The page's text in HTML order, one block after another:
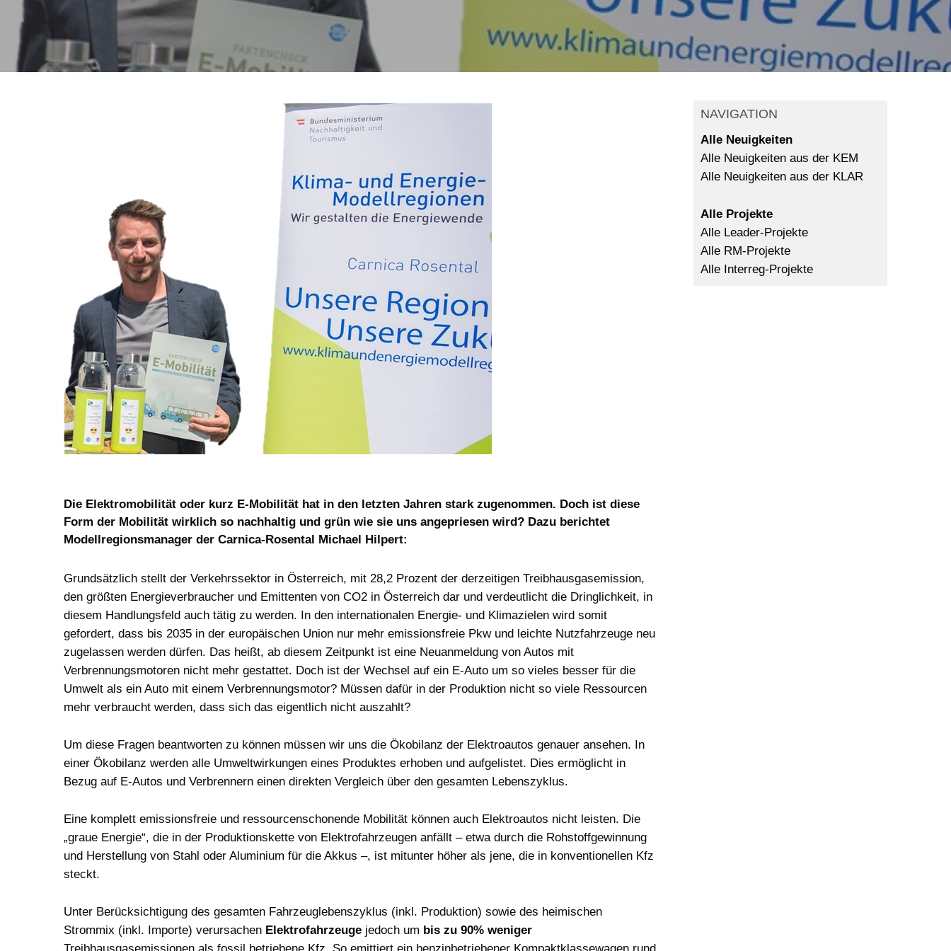
Die Elektromobilität oder kurz E-Mobilität hat in den letzten Jahren stark zugenommen. Doch ist diese
Form der Mobilität wirklich so nachhaltig und grün wie sie uns angepriesen wird? Dazu berichtet
Modellregionsmanager der Carnica-Rosental Michael Hilpert:
Grundsätzlich stellt der Verkehrssektor in Österreich, mit 28,2 Prozent der derzeitigen Treibhausgasemission,
den größten Energieverbraucher und Emittenten von CO2 in Österreich dar und verdeutlicht die Dringlichkeit, in
diesem Handlungsfeld auch tätig zu werden. In den internationalen Energie- und Klimazielen wird somit
gefordert, dass bis 2035 in der europäischen Union nur mehr emissionsfreie Pkw und leichte Nutzfahrzeuge neu
zugelassen werden dürfen. Das heißt, ab diesem Zeitpunkt ist eine Neuanmeldung von Autos mit
Verbrennungsmotoren nicht mehr gestattet. Doch ist der Wechsel auf ein E-Auto um so vieles besser für die
Umwelt als ein Auto mit einem Verbrennungsmotor? Müssen dafür in der Produktion nicht so viele Ressourcen
mehr verbraucht werden, dass sich das eigentlich nicht auszahlt?
Um diese Fragen beantworten zu können müssen wir uns die Ökobilanz der Elektroautos genauer ansehen. In
einer Ökobilanz werden alle Umweltwirkungen eines Produktes erhoben und aufgelistet. Dies ermöglicht in
Bezug auf E-Autos und Verbrennern einen direkten Vergleich über den gesamten Lebenszyklus.
Eine komplett emissionsfreie und ressourcenschonende Mobilität können auch Elektroautos nicht leisten. Die
„graue Energie“, die in der Produktionskette von Elektrofahrzeugen anfällt – etwa durch die Rohstoffgewinnung
und Herstellung von Stahl oder Aluminium für die Akkus –, ist mitunter höher als jene, die in konventionellen Kfz
steckt.
Unter Berücksichtigung des gesamten Fahrzeuglebenszyklus (inkl. Produktion) sowie des heimischen
Strommix (inkl. Importe) verursachen Elektrofahrzeuge jedoch um bis zu 90% weniger
NAVIGATION
Alle Neuigkeiten
Alle Neuigkeiten aus der KEM
Alle Neuigkeiten aus der KLAR
Alle Projekte
Alle Leader-Projekte
Alle RM-Projekte
Alle Interreg-Projekte